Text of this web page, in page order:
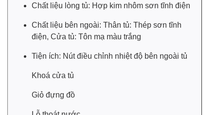
- Công nghệ làm lạnh trực tiếp kết hợp đối lưu tự nhiên lan
tỏa khí lạnh cho thực phẩm được làm lạnh nhanh, đồng
đều, bảo quản thực phẩm tươi ngon lâu hơn.
Dàn lạnh bằng đồngcho khả năng dẫn nhiệt mạnh mẽ,
- Trang bị gas R600a an toàn cho môi trường, không gây
hại cho sức khỏe của mọi người, cho hiệu suất làm lạnh
Chất liệu lòng tủ: Hợp kim nhôm sơn tĩnh điện
Chất liệu bên ngoài: Thân tủ: Thép sơn tĩnh
điện, Cửa tủ: Tôn mạ màu trắng
Tiện ích: Nút điều chỉnh nhiệt độ bên ngoài tủ
Khoá cửa tủ
Giỏ đựng đồ